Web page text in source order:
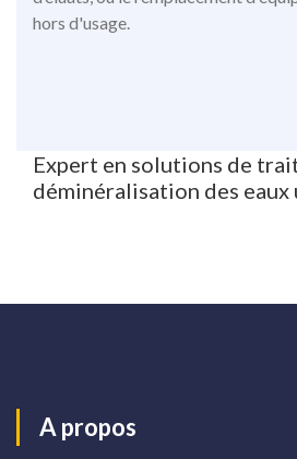
hors d'usage.
Expert en solutions de
déminéralisation des eaux
A propos